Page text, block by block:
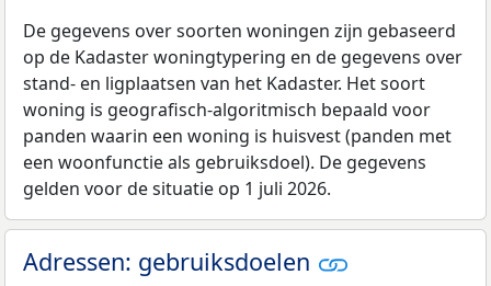
De gegevens over soorten woningen zijn gebaseerd
op de Kadaster woningtypering en de gegevens over
stand- en ligplaatsen van het Kadaster. Het soort
woning is geografisch-algoritmisch bepaald voor
panden waarin een woning is huisvest (panden met
een woonfunctie als gebruiksdoel). De gegevens
gelden voor de situatie op 1 juli 2026.
Adressen: gebruiksdoelen